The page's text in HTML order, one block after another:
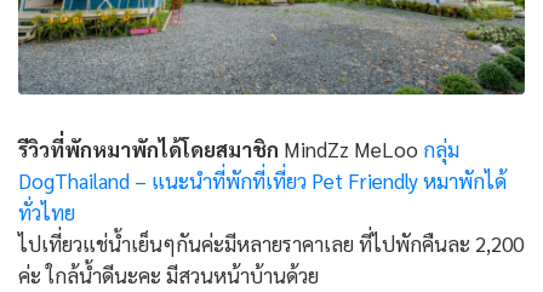
รีวิวที่พักหมาพักได้โดยสมาชิก MindZz MeLoo กลุ่ม
DogThailand – แนะนำที่พักที่เที่ยว Pet Friendly หมาพักได้
ทั่วไทย
ไปเที่ยวแช่น้ำเย็นๆกันค่ะมีหลายราคาเลย ที่ไปพักคืนละ 2,200
ค่ะ ใกล้น้ำดีนะคะ มีสวนหน้าบ้านด้วย